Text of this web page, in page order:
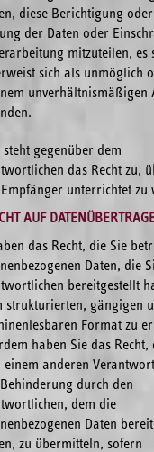
diese Berichtigung oder
der Daten oder
mitzuteilen, es
sich als unmöglich
unverhältnismäßigen
steht gegenüber dem
das Recht zu,
Empfänger unterrichtet zu
AUF
das Recht, die Sie
Daten, die
bereitgestellt
strukturierten, gängigen
Format zu
haben Sie das Recht,
einem anderen
durch den
dem die
Daten
zu übermitteln, sofern